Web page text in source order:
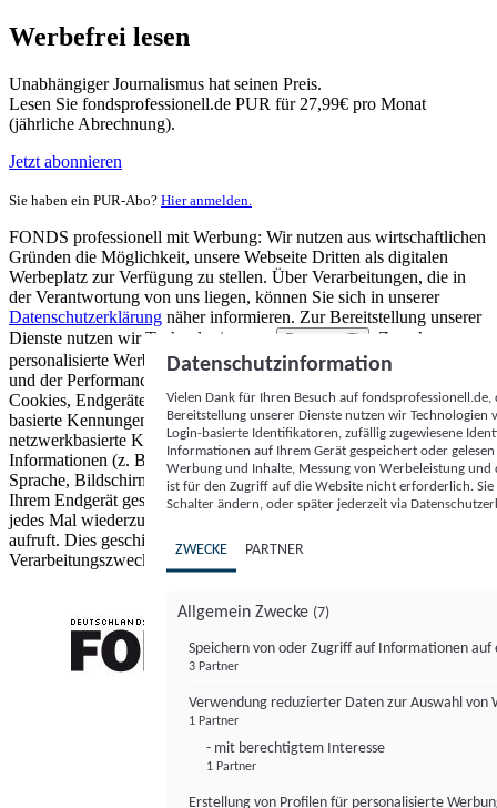
Werbefrei lesen
Unabhängiger Journalismus hat seinen Preis.
Lesen Sie fondsprofessionell.de PUR für 27,99€ pro Monat
(jährliche Abrechnung).
Jetzt abonnieren
Sie haben ein PUR-Abo? Hier anmelden.
FONDS professionell mit Werbung: Wir nutzen aus wirtschaftlichen
Gründen die Möglichkeit, unsere Webseite Dritten als digitalen
Werbeplatz zur Verfügung zu stellen. Über Verarbeitungen, die in
der Verantwortung von uns liegen, können Sie sich in unserer
Datenschutzerklärung näher informieren. Zur Bereitstellung unserer
Dienste nutzen wir Technologien von
Partnern (5)
. Zwecke:
personalisierte Werbung und Inhalte, Messung von Werbeleistung
und der Performance von Inhalten sowie Zielgruppenforschung.
Cookies, Endgeräte- oder ähnliche Online-Kennungen (z. B. login-
basierte Kennungen, zufällig generierte Kennungen,
netzwerkbasierte Kennungen) können zusammen mit anderen
Informationen (z. B. Browsertyp und Browserinformationen,
Sprache, Bildschirmgröße, unterstützte Technologien usw.) auf
Ihrem Endgerät gespeichert oder von dort ausgelesen werden, um es
jedes Mal wiederzuerkennen, wenn es eine App oder einer Webseite
aufruft. Dies geschieht für einen oder mehrere der hier aufgeführten
Verarbeitungszwecke.
Datenschutzinformation
Vielen Dank für Ihren Besuch auf
Bereitstellung unserer Dienste nutzen wir Technologien
Login-basierte Identifikatoren, zufällig zugewiesene
Informationen auf Ihrem Gerät gespeichert oder
Werbung und Inhalte, Messung von Werbeleistung
ist für den Zugriff auf die Website nicht erforderlich.
Schalter ändern, oder später jederzeit via
ZWECKE PARTNER
Allgemein Zwecke (7)
Speichern von oder Zugriff auf Informationen auf
3 Partner
Verwendung reduzierter Daten zur Auswahl von
1 Partner
- mit berechtigtem Interesse
1 Partner
Erstellung von Profilen für personalisierte
FONDS professionell